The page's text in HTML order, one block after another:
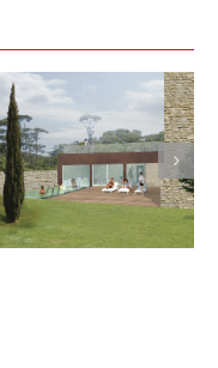
Rural y con
encanto… ¡es tu
momento!